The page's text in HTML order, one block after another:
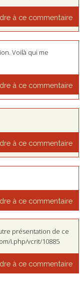
à ce commentaire
Voilà qui me
à ce commentaire
à ce commentaire
à ce commentaire
présentation de ce
i.php/vcrit/10885
à ce commentaire